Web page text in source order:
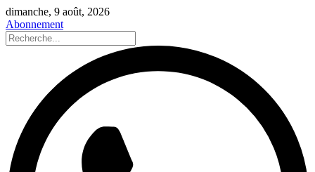
dimanche, 9 août, 2026
Abonnement